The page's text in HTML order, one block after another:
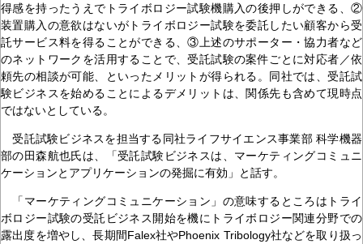
得感を持ったうえでトライボロジー試験機購入の後押しができる、②
装置購入の意欲はないがトライボロジー試験を委託したい顧客から受
託サービス料を得ることができる、③上述のサポーター・協力者など
のネットワークを活用することで、受託試験の案件ごとに対応者／依
頼先の相談が可能、といったメリットが得られる。同社では、受託試
験ビジネスを始めることによるデメリットは、関係先も含めて現時点
ではないとしている。
受託試験ビジネスを担当する同社ライフサイエンス事業部 科学機器
部の田森航也氏は、「受託試験ビジネスは、マーケティングコミュニ
ケーションとアプリケーションの発掘に有効」と話す。
「マーケティングコミュニケーション」の意味するところはトライ
ボロジー試験の受託ビジネス開始を機にトライボロジー関連分野での
露出度を増やし、長期間Falex社やPhoenix Tribology社などを取り扱っ